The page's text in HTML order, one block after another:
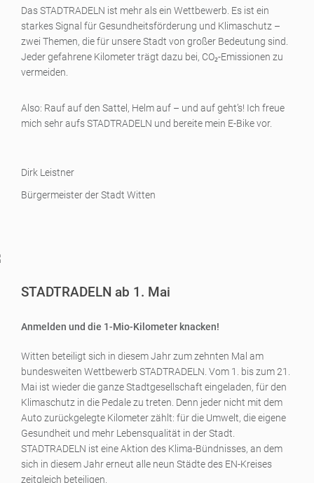
Das STADTRADELN ist mehr als ein Wettbewerb. Es ist ein
starkes Signal für Gesundheitsförderung und Klimaschutz –
zwei Themen, die für unsere Stadt von großer Bedeutung sind.
Jeder gefahrene Kilometer trägt dazu bei, CO₂-Emissionen zu
vermeiden.
Also: Rauf auf den Sattel, Helm auf – und auf geht’s! Ich freue
mich sehr aufs STADTRADELN und bereite mein E-Bike vor.
Dirk Leistner
Bürgermeister der Stadt Witten
STADTRADELN ab 1. Mai
Anmelden und die 1-Mio-Kilometer knacken!
Witten beteiligt sich in diesem Jahr zum zehnten Mal am
bundesweiten Wettbewerb STADTRADELN. Vom 1. bis zum 21.
Mai ist wieder die ganze Stadtgesellschaft eingeladen, für den
Klimaschutz in die Pedale zu treten. Denn jeder nicht mit dem
Auto zurückgelegte Kilometer zählt: für die Umwelt, die eigene
Gesundheit und mehr Lebensqualität in der Stadt.
STADTRADELN ist eine Aktion des Klima-Bündnisses, an dem
sich in diesem Jahr erneut alle neun Städte des EN-Kreises
zeitgleich beteiligen.